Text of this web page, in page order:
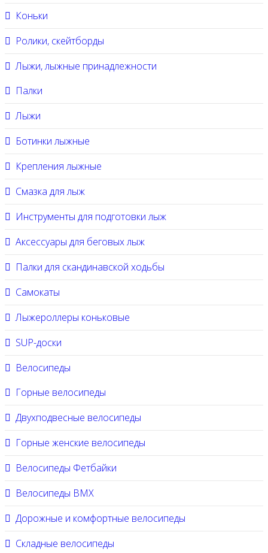
Коньки
Ролики, скейтборды
Лыжи, лыжные принадлежности
Палки
Лыжи
Ботинки лыжные
Крепления лыжные
Смазка для лыж
Инструменты для подготовки лыж
Аксессуары для беговых лыж
Палки для скандинавской ходьбы
Самокаты
Лыжероллеры коньковые
SUP-доски
Велосипеды
Горные велосипеды
Двухподвесные велосипеды
Горные женские велосипеды
Велосипеды Фетбайки
Велосипеды BMX
Дорожные и комфортные велосипеды
Складные велосипеды